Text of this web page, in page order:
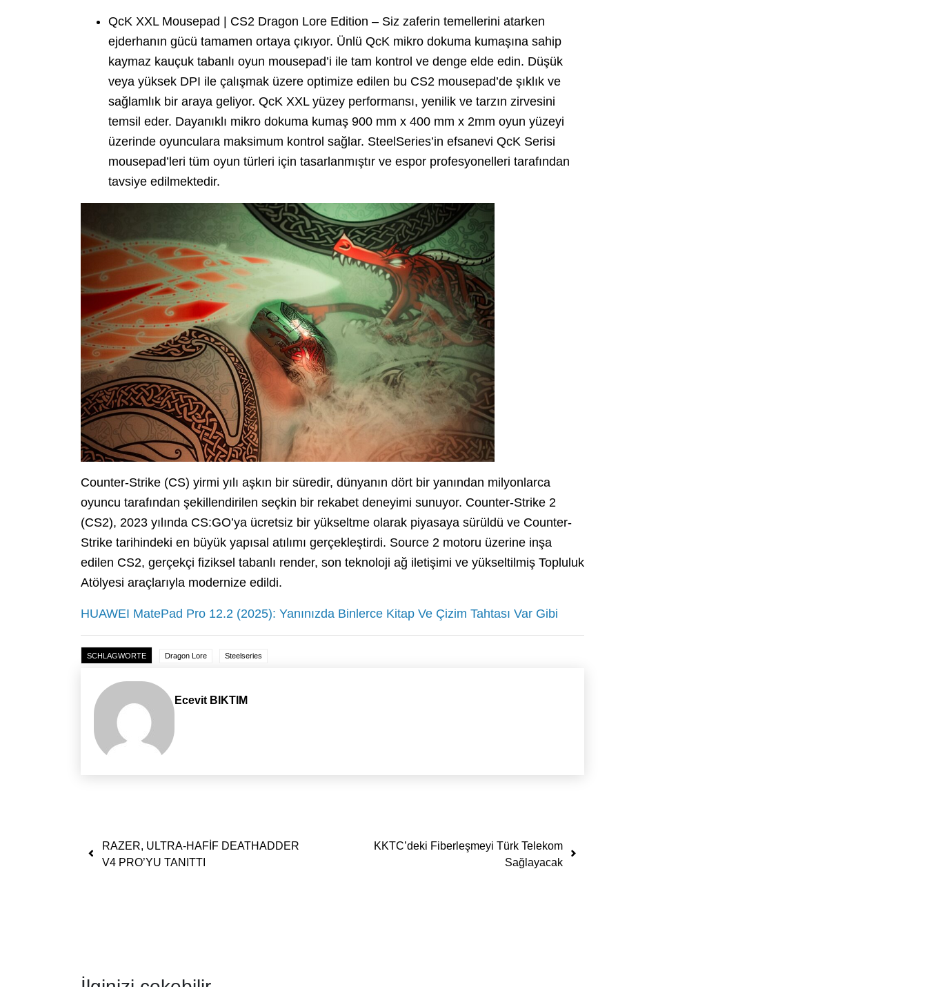
QcK XXL Mousepad | CS2 Dragon Lore Edition – Siz zaferin temellerini atarken
ejderhanın gücü tamamen ortaya çıkıyor. Ünlü QcK mikro dokuma kumaşına sahip
kaymaz kauçuk tabanlı oyun mousepad’i ile tam kontrol ve denge elde edin. Düşük
veya yüksek DPI ile çalışmak üzere optimize edilen bu CS2 mousepad’de şıklık ve
sağlamlık bir araya geliyor. QcK XXL yüzey performansı, yenilik ve tarzın zirvesini
temsil eder. Dayanıklı mikro dokuma kumaş 900 mm x 400 mm x 2mm oyun yüzeyi
üzerinde oyunculara maksimum kontrol sağlar. SteelSeries’in efsanevi QcK Serisi
mousepad’leri tüm oyun türleri için tasarlanmıştır ve espor profesyonelleri tarafından
tavsiye edilmektedir.
Counter-Strike (CS) yirmi yılı aşkın bir süredir, dünyanın dört bir yanından milyonlarca
oyuncu tarafından şekillendirilen seçkin bir rekabet deneyimi sunuyor. Counter-Strike 2
(CS2), 2023 yılında CS:GO’ya ücretsiz bir yükseltme olarak piyasaya sürüldü ve Counter-
Strike tarihindeki en büyük yapısal atılımı gerçekleştirdi. Source 2 motoru üzerine inşa
edilen CS2, gerçekçi fiziksel tabanlı render, son teknoloji ağ iletişimi ve yükseltilmiş Topluluk
Atölyesi araçlarıyla modernize edildi.
HUAWEI MatePad Pro 12.2 (2025): Yanınızda Binlerce Kitap Ve Çizim Tahtası Var Gibi
SCHLAGWORTE Dragon Lore Steelseries
Ecevit BIKTIM
Yazı dolaşımı
RAZER, ULTRA-HAFİF DEATHADDER
V4 PRO’YU TANITTI
KKTC’deki Fiberleşmeyi Türk Telekom
Sağlayacak